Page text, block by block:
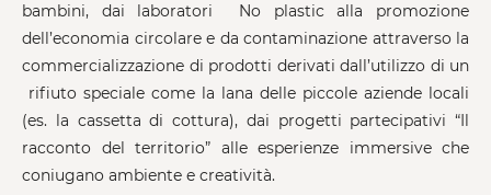
bambini, dai laboratori No plastic alla promozione
dell’economia circolare e da contaminazione attraverso la
commercializzazione di prodotti derivati dall’utilizzo di un
rifiuto speciale come la lana delle piccole aziende locali
(es. la cassetta di cottura), dai progetti partecipativi “Il
racconto del territorio” alle esperienze immersive che
coniugano ambiente e creatività.